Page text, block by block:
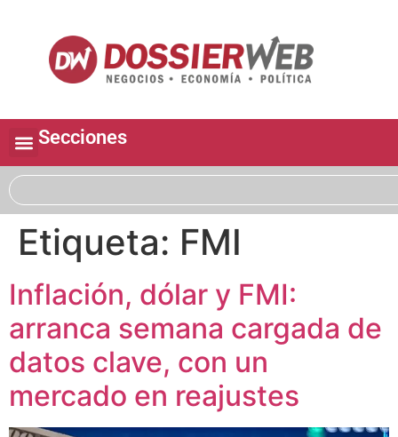
Secciones
Etiqueta: FMI
Inflación, dólar y FMI:
arranca semana cargada de
datos clave, con un
mercado en reajustes